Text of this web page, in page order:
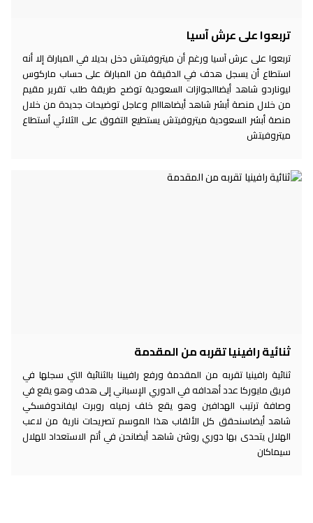
تربعوا على عرش آسيا
تربعوا على عرش آسيا ورغم أن ميتروفيتش دخل بديلا في المباراة إلا أنه
استطاع أن يسجل هدف في الدقيقة من المباراة على حساب ماركوس
ليوناردو شاهد أيضاالجوازات السعودية توضح طريقة طلب تقرير مقيم
من خلال منصة أبشر شاهد أيضاهااام وعاجل توضيحات جديدة من خلال
منصة أبشر السعودية ميتروفيتش يستطيع التفوق على الثلاثي أستطاع
ميتروفيتش
ثنائية رافينيا تقربه من المقدمة
ثنائية رافينيا تقربه من المقدمة ورفع رافيينا بالثنائية التي سجلها في
فريق مايوركا عدد أهدافه في الدوري الإسباني إلى هدف وهو يقع في
وصافة ترتيب الهدافين وهو يقع خلف زميله روبرت ليفاندوفسكي
شاهد أيضاسنحقق كل الألقاب هذا الموسم تصريحات نارية من لاعب
الهلال يتحدى بها دوري روشن شاهد أيضانحن في أتم الاستعداد للهلال
سيماكان